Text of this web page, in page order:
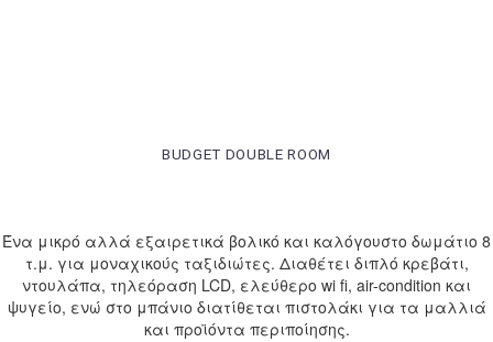
BUDGET DOUBLE ROOM
Ένα μικρό αλλά εξαιρετικά βολικό και καλόγουστο δωμάτιο 8
τ.μ. για μοναχικούς ταξιδιώτες. Διαθέτει διπλό κρεβάτι,
ντουλάπα, τηλεόραση LCD, ελεύθερο wi fi, air-condition και
ψυγείο, ενώ στο μπάνιο διατίθεται πιστολάκι για τα μαλλιά
και προϊόντα περιποίησης.